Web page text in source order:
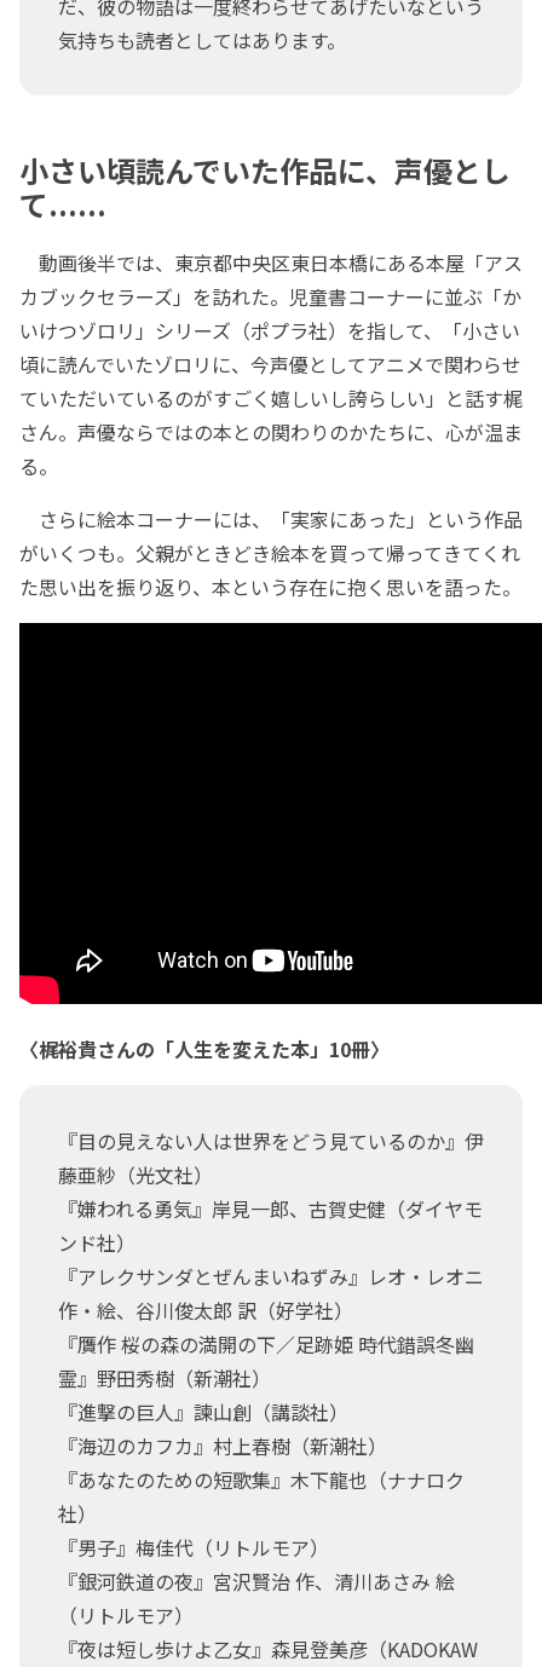
だ、彼の物語は一度終わらせてあげたいなという
気持ちも読者としてはあります。
小さい頃読んでいた作品に、声優とし
て......
動画後半では、東京都中央区東日本橋にある本屋「アス
カブックセラーズ」を訪れた。児童書コーナーに並ぶ「か
いけつゾロリ」シリーズ（ポプラ社）を指して、「小さい
頃に読んでいたゾロリに、今声優としてアニメで関わらせ
ていただいているのがすごく嬉しいし誇らしい」と話す梶
さん。声優ならではの本との関わりのかたちに、心が温ま
る。
さらに絵本コーナーには、「実家にあった」という作品
がいくつも。父親がときどき絵本を買って帰ってきてくれ
た思い出を振り返り、本という存在に抱く思いを語った。
〈梶裕貴さんの「人生を変えた本」10冊〉
『目の見えない人は世界をどう見ているのか』伊
藤亜紗（光文社）
『嫌われる勇気』岸見一郎、古賀史健（ダイヤモ
ンド社）
『アレクサンダとぜんまいねずみ』レオ・レオニ
作・絵、谷川俊太郎 訳（好学社）
『贋作 桜の森の満開の下／足跡姫 時代錯誤冬幽
霊』野田秀樹（新潮社）
『進撃の巨人』諫山創（講談社）
『海辺のカフカ』村上春樹（新潮社）
『あなたのための短歌集』木下龍也（ナナロク
社）
『男子』梅佳代（リトルモア）
『銀河鉄道の夜』宮沢賢治 作、清川あさみ 絵
（リトルモア）
『夜は短し歩けよ乙女』森見登美彦（KADOKAW